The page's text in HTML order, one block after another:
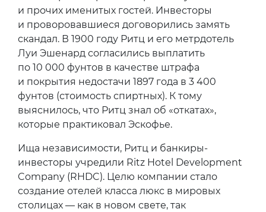
и прочих именитых гостей. Инвесторы
и проворовавшиеся договорились замять
скандал. В 1900 году Ритц и его метрдотель
Луи Эшенард согласились выплатить
по 10 000 фунтов в качестве штрафа
и покрытия недостачи 1897 года в 3 400
фунтов (стоимость спиртных). К тому
выяснилось, что Ритц знал об «откатах»,
которые практиковал Эскофье.
Ища независимости, Ритц и банкиры-
инвесторы учредили Ritz Hotel Development
Company (RHDC). Целю компании стало
создание отелей класса люкс в мировых
столицах — как в новом свете, так